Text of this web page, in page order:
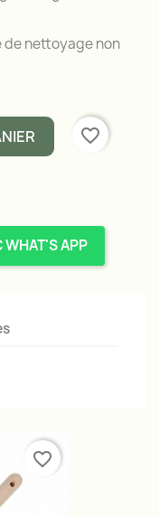
de nettoyage non
favorite_border
WHAT'S APP
favorite_border